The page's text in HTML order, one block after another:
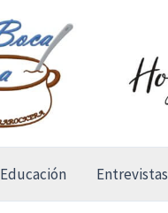
Educación Entrevistas